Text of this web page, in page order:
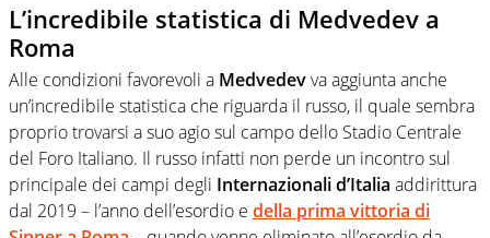
L’incredibile statistica di Medvedev a
Roma
Alle condizioni favorevoli a Medvedevva aggiunta anche
un’incredibile statistica che riguarda il russo, il quale sembra
proprio trovarsi a suo agio sul campo dello Stadio Centrale
del Foro Italiano. Il russo infatti non perde un incontro sul
principale dei campi degli Internazionali d’Italia addirittura
dal 2019 – l’anno dell’esordio e della prima vittoria di